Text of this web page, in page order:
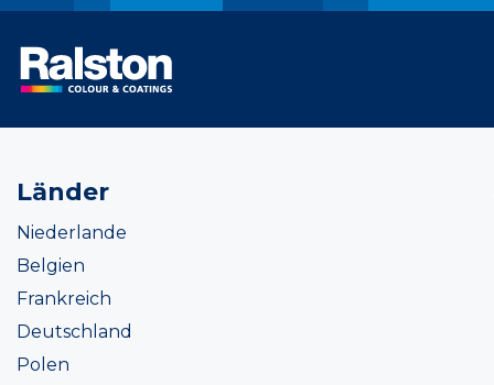
Länder
Niederlande
Belgien
Frankreich
Deutschland
Polen